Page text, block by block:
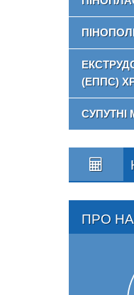
(ЕППС)
СУПУТНІ
ПРО